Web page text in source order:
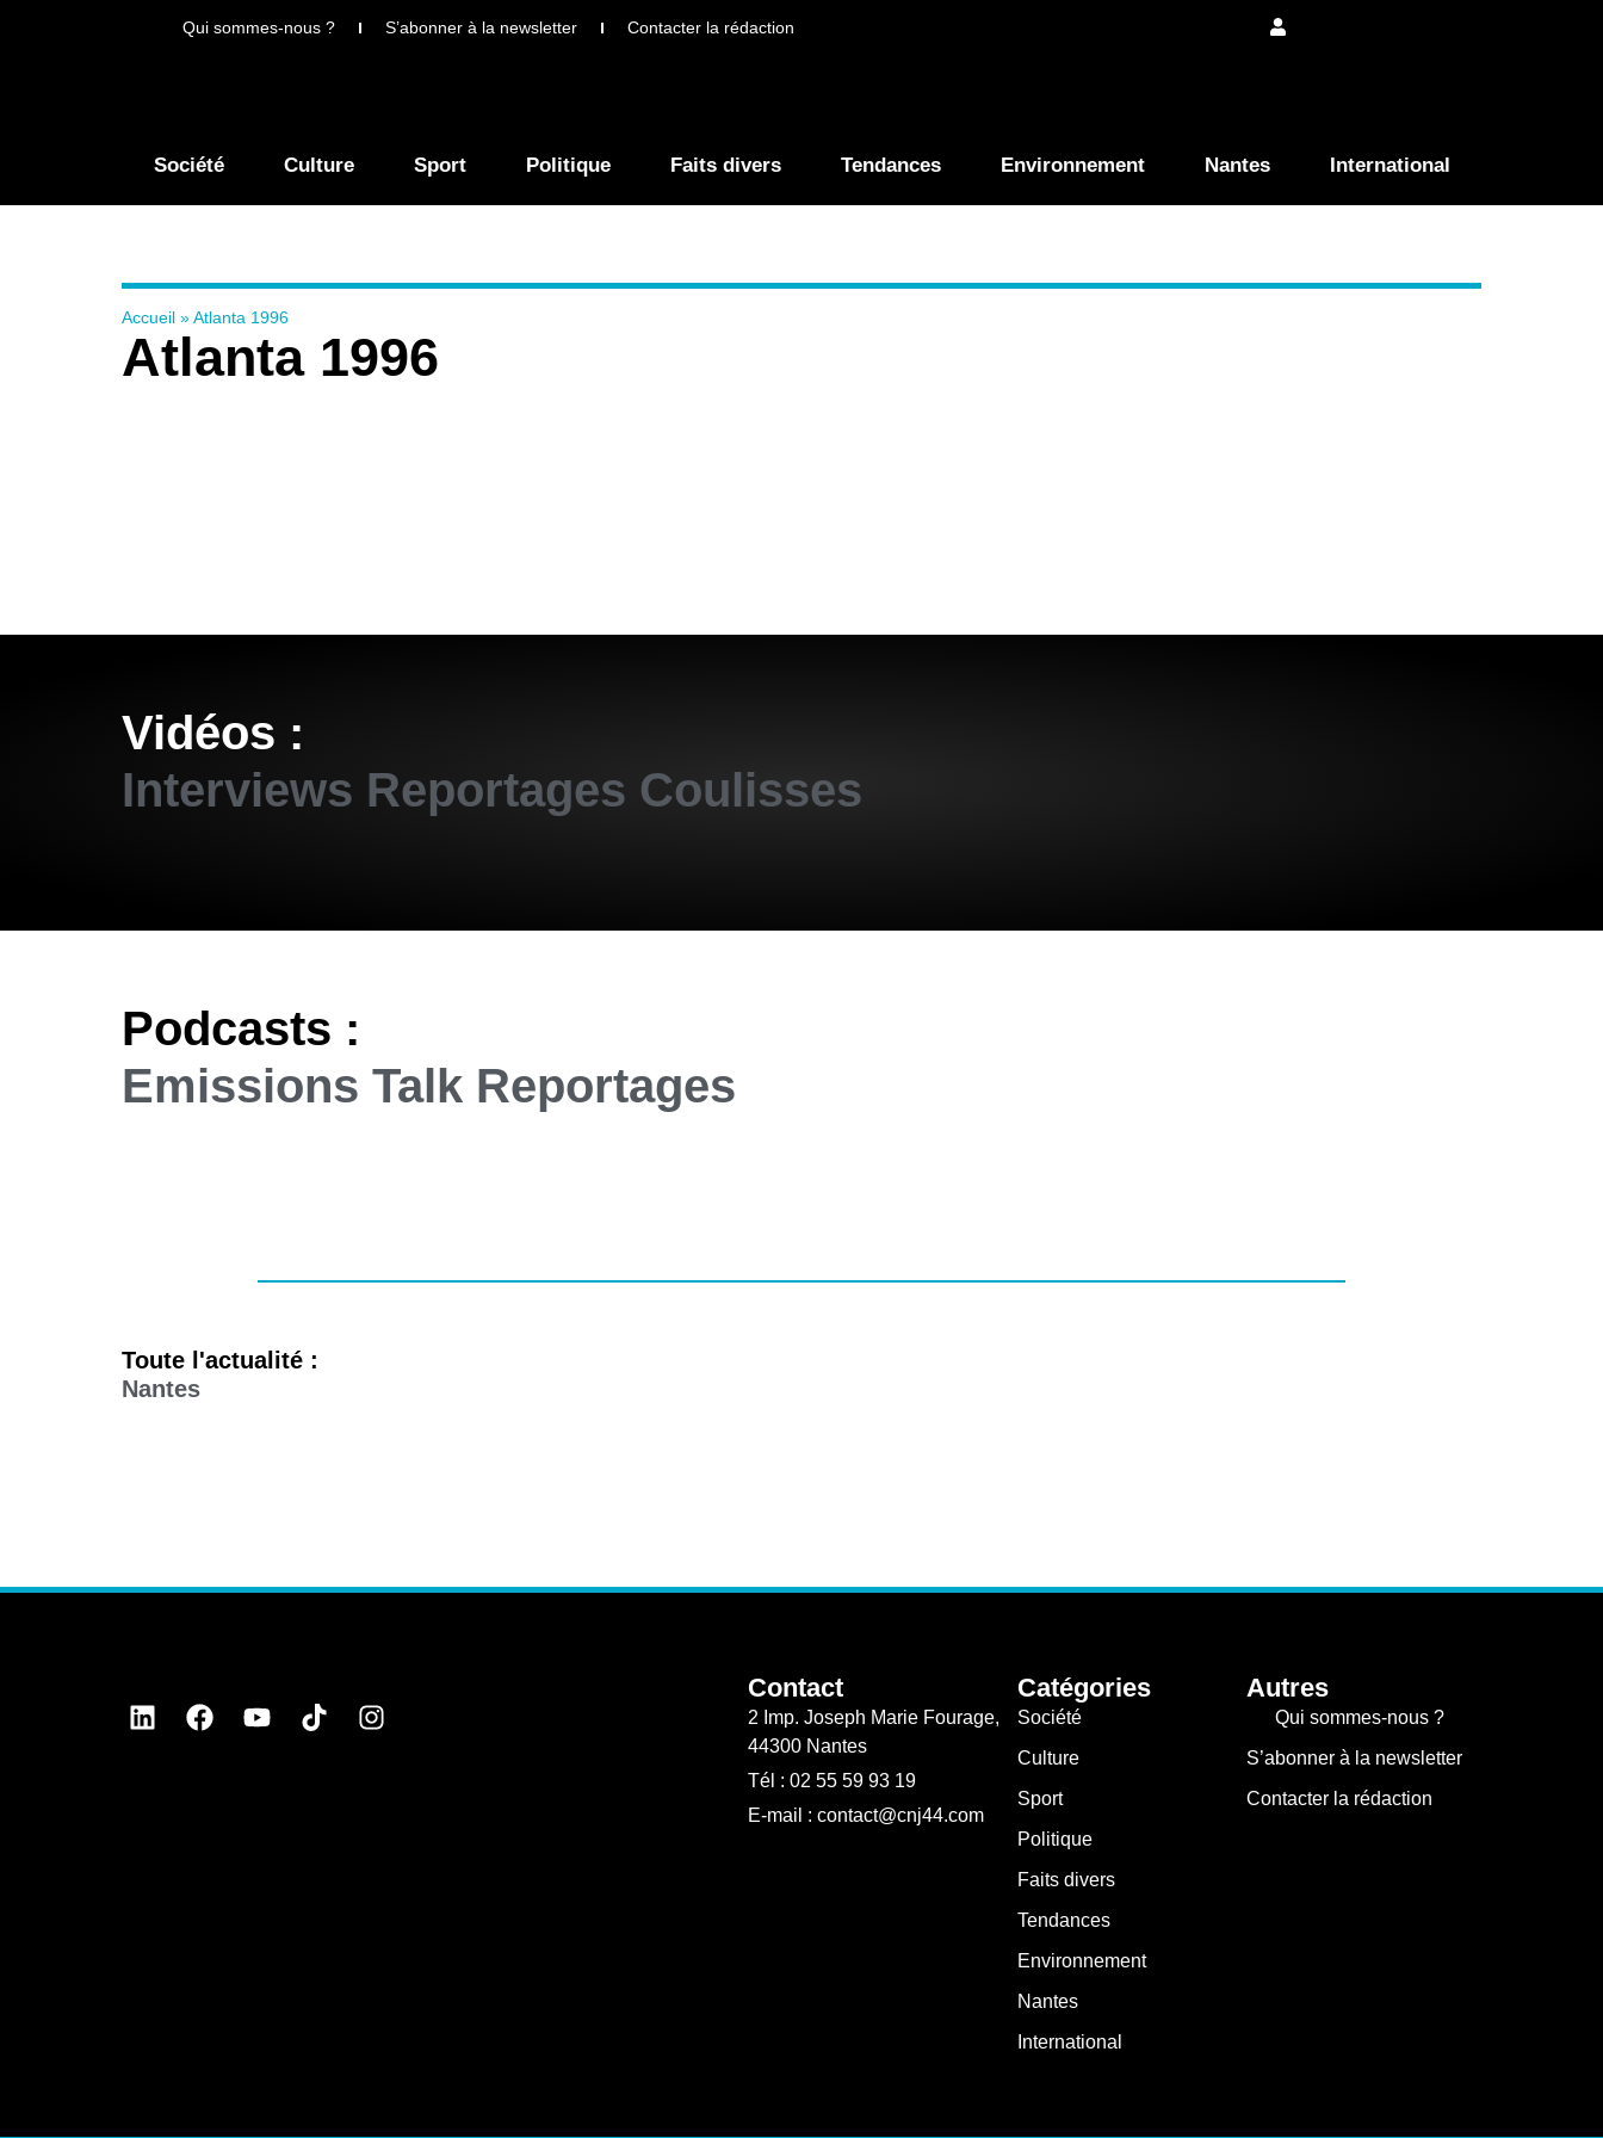
Qui sommes-nous ? S’abonner à la newsletter Contacter la rédaction
Société Culture Sport Politique Faits divers Tendances Environnement Nantes International
Accueil » Atlanta 1996
Atlanta 1996
Vidéos :
Interviews Reportages Coulisses
Podcasts :
Emissions Talk Reportages
Toute l'actualité :
Nantes
Contact
2 Imp. Joseph Marie Fourage,
44300 Nantes
Tél : 02 55 59 93 19
E-mail : contact@cnj44.com
Catégories
Société
Culture
Sport
Politique
Faits divers
Tendances
Environnement
Nantes
International
Autres
Qui sommes-nous ?
S’abonner à la newsletter
Contacter la rédaction